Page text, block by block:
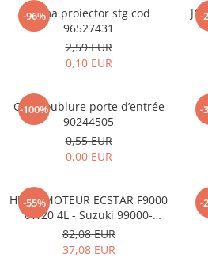
MOVANO
TIGRA-B 2004-2009
VIVARO
ZAFIRA
Mazda CX-80 KL
SX4 S-CROSS Hybrid 48V 2020-
prezent
S-CROSS HYBRID 48V 2022-prezent
VITARA Hybrid 48V 2020-prezent
VITARA Strong Hybrid 140V 2022-
SPARK M300 2010-2018
-96%
Rama proiector stg cod
96527431
2,59 EUR
0,10 EUR
-
-100%
Clip doublure porte d’entrée
90244505
0,55 EUR
0,00 EUR
-
-55%
HUILE MOTEUR ECSTAR F9000
0W20 4L - Suzuki 99000-
21E20-047
82,08 EUR
37,08 EUR
-